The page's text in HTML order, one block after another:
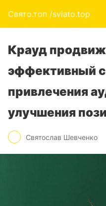
Свято.топ /sviato.top
Крауд
эффективный
привлечения
улучшения
Святослав Шевченко